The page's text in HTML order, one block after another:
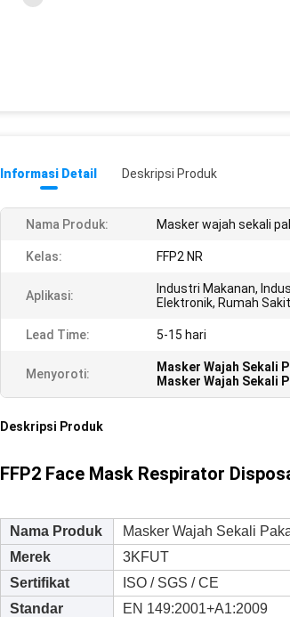
Informasi Detail Deskripsi Produk
Nama Produk: Masker wajah sekali
Kelas: FFP2 NR
Aplikasi:
Industri Makanan,
Elektronik, Rumah Sakit
Lead Time: 5-15 hari
Menyoroti: Masker Wajah Sekali
Masker Wajah Sekali
Deskripsi Produk
FFP2 Face Mask Respirator
Nama Produk
Masker Wajah Sekali
Merek
3KFUT
Sertifikat
ISO / SGS / CE
Standar
EN 149:2001+A1:2009